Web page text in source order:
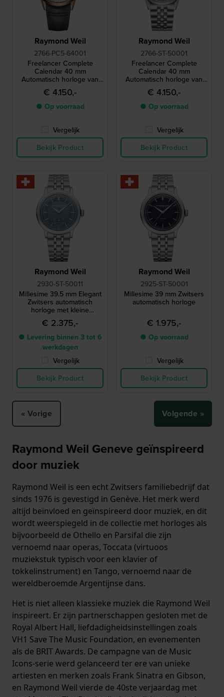
Raymond Weil
2766-PC5-64001
Freelancer Complete
Calendar 40 mm
Automatisch horloge van
Zwitserse makelij met
maanfase en volledige
datum
€ 4.150,-
● Op voorraad
Vergelijk
Bekijk Product
Raymond Weil
2766-ST-50001
Freelancer Complete
Calendar 40 mm
Automatisch horloge van
Zwitserse makelij met
maanfase en volledige
datum
€ 4.150,-
● Op voorraad
Vergelijk
Bekijk Product
Raymond Weil
2930-ST-50011
Millesime 39.5 mm Elegant
Zwitsers automatisch
horloge met kleine
secondewijzer
€ 2.375,-
● Levering binnen 3 tot 6
werkdagen
Vergelijk
Bekijk Product
Raymond Weil
2925-ST-50001
Millesime 39 mm Zwitsers
automatisch horloge
€ 1.975,-
● Op voorraad
Vergelijk
Bekijk Product
« Vorige Volgende »
Raymond Weil Geneve geïnspireerd
door muziek
Raymond Weil is een echt Zwitsers familiebedrijf dat
sinds 1976 is gevestigd in Genève. Het merk werd
altijd beïnvloed en geïnspireerd door muziek, en dit
wordt weerspiegeld in de collectie met horloges als
bijvoorbeeld de Othello en Parsifal die zijn
vernoemd naar operas, Toccata (virtuoos
muziekstuk typisch voor een klavier of
tokkelinstrument) en Tango, vernoemd naar de
wereldberoemde Argentijnse dans.
Het is niet alleen klassieke muziek die Raymond Weil
inspireert. Er zijn partnerschappen gesloten met de
Royal Albert Hall, liefdadigheidsinstellingen zoals
VH1 Save The Music Foundation, en evenementen
als de BRIT Awards. De campagne van de Music
Icons-serie werd gelanceerd ter ere van unieke
artiesten en merken zoals Frank Sinatra en Gibson,
en Raymond Weil vierde de 40ste verjaardag met